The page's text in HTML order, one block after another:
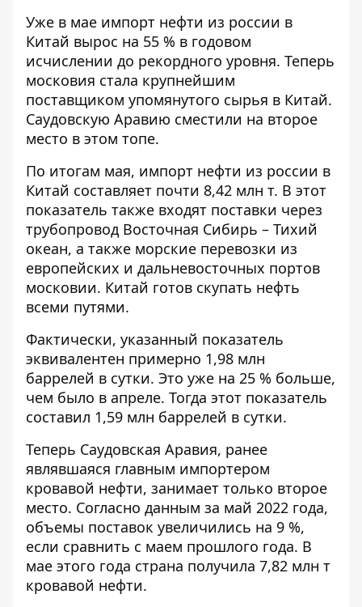
Уже в мае импорт нефти из россии в
Китай вырос на 55 % в годовом
исчислении до рекордного уровня. Теперь
московия стала крупнейшим
поставщиком упомянутого сырья в Китай.
Саудовскую Аравию сместили на второе
место в этом топе.
По итогам мая, импорт нефти из россии в
Китай составляет почти 8,42 млн т. В этот
показатель также входят поставки через
трубопровод Восточная Сибирь – Тихий
океан, а также морские перевозки из
европейских и дальневосточных портов
московии. Китай готов скупать нефть
всеми путями.
Фактически, указанный показатель
эквивалентен примерно 1,98 млн
баррелей в сутки. Это уже на 25 % больше,
чем было в апреле. Тогда этот показатель
составил 1,59 млн баррелей в сутки.
Теперь Саудовская Аравия, ранее
являвшаяся главным импортером
кровавой нефти, занимает только второе
место. Согласно данным за май 2022 года,
объемы поставок увеличились на 9 %,
если сравнить с маем прошлого года. В
мае этого года страна получила 7,82 млн т
кровавой нефти.